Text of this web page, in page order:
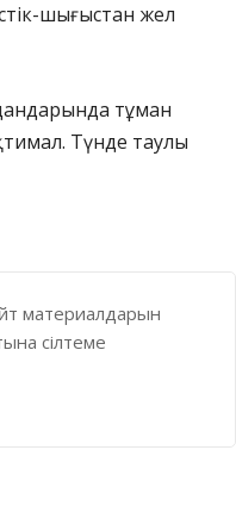
шығыстан жел
тұман
Түнде таулы
материалдарын
сілтеме